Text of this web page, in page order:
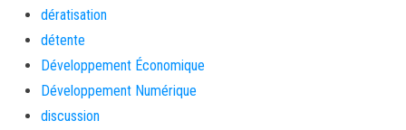
dératisation
détente
Développement Économique
Développement Numérique
discussion